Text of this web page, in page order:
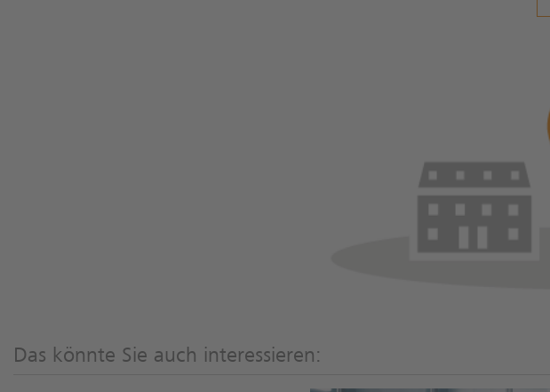
Das könnte Sie auch interessieren: